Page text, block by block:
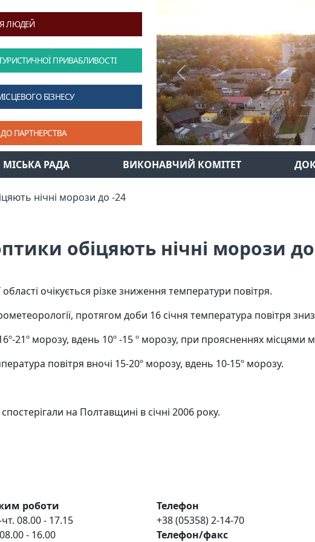
ЛЮДЕЙ
ПРИВАБЛИВОСТІ
БІЗНЕСУ
ДО ПАРТНЕРСТВА
Previous
МІСЬКА РАДА ВИКОНАВЧИЙ КОМІТЕТ
нічні морози до -24
обіцяють нічні морози
очікується різке зниження температури повітря.
протягом доби 16 січня температура повітря
21º морозу, вдень 10º -15 º морозу, при проясненнях місцями
повітря вночі 15-20º морозу, вдень 10-15º морозу.
на Полтавщині в січні 2006 року.
роботи
08.00 - 17.15
- 16.00
Телефон
+38 (05358) 2-14-70
Телефон/факс